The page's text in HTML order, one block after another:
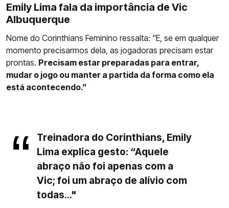
Emily Lima fala da importância de Vic
Albuquerque
Nome do Corinthians Feminino ressalta: "E, se em qualquer
momento precisarmos dela, as jogadoras precisam estar
prontas. Precisam estar preparadas para entrar,
mudar o jogo ou manter a partida da forma como ela
está acontecendo.”
Treinadora do Corinthians, Emily
Lima explica gesto: “Aquele
abraço não foi apenas com a
Vic; foi um abraço de alívio com
todas..."